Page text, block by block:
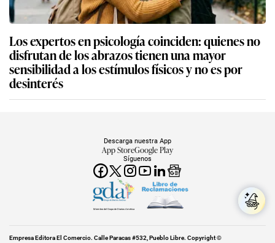
Los expertos en psicología coinciden: quienes no
disfrutan de los abrazos tienen una mayor
sensibilidad a los estímulos físicos y no es por
desinterés
Síguenos
Descarga nuestra App
App StoreGoogle Play
Miembro del Grupo de Diarios América
Empresa Editora El Comercio. Calle Paracas #532, Pueblo Libre. Copyright ©